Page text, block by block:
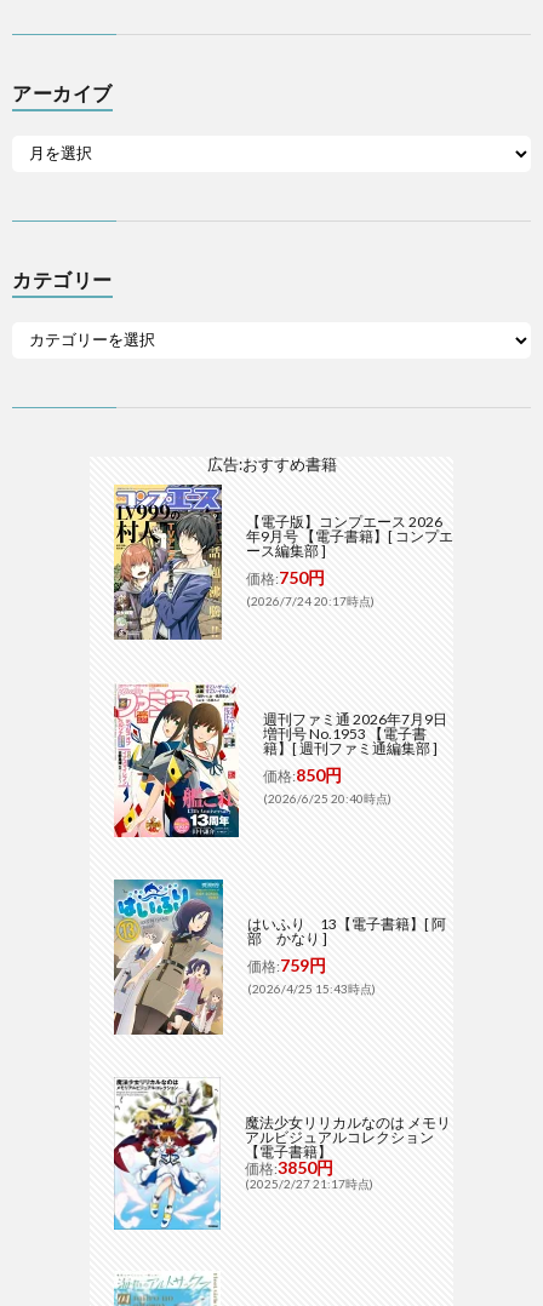
アーカイブ
カテゴリー
広告:おすすめ書籍
【電子版】コンプエース 2026
年9月号 【電子書籍】[ コンプエ
ース編集部 ]
価格:750円
(2026/7/24 20:17時点)
週刊ファミ通 2026年7月9日
増刊号 No.1953 【電子書
籍】[ 週刊ファミ通編集部 ]
価格:850円
(2026/6/25 20:40時点)
はいふり 13【電子書籍】[ 阿
部 かなり ]
価格:759円
(2026/4/25 15:43時点)
魔法少女リリカルなのは メモリ
アルビジュアルコレクション
【電子書籍】
価格:3850円
(2025/2/27 21:17時点)